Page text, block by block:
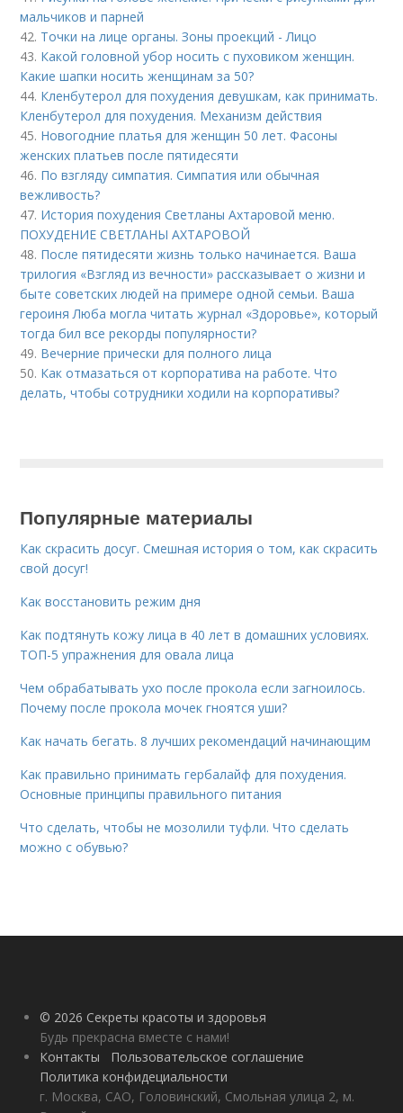
мальчиков и парней
42. Точки на лице органы. Зоны проекций - Лицо
43. Какой головной убор носить с пуховиком женщин.
Какие шапки носить женщинам за 50?
44. Кленбутерол для похудения девушкам, как принимать.
Кленбутерол для похудения. Механизм действия
45. Новогодние платья для женщин 50 лет. Фасоны
женских платьев после пятидесяти
46. По взгляду симпатия. Симпатия или обычная
вежливость?
47. История похудения Светланы Ахтаровой меню.
ПОХУДЕНИЕ СВЕТЛАНЫ АХТАРОВОЙ
48. После пятидесяти жизнь только начинается. Ваша
трилогия «Взгляд из вечности» рассказывает о жизни и
быте советских людей на примере одной семьи. Ваша
героиня Люба могла читать журнал «Здоровье», который
тогда бил все рекорды популярности?
49. Вечерние прически для полного лица
50. Как отмазаться от корпоратива на работе. Что
делать, чтобы сотрудники ходили на корпоративы?
Популярные материалы
Как скрасить досуг. Смешная история о том, как скрасить
свой досуг!
Как восстановить режим дня
Как подтянуть кожу лица в 40 лет в домашних условиях.
ТОП-5 упражнения для овала лица
Чем обрабатывать ухо после прокола если загноилось.
Почему после прокола мочек гноятся уши?
Как начать бегать. 8 лучших рекомендаций начинающим
Как правильно принимать гербалайф для похудения.
Основные принципы правильного питания
Что сделать, чтобы не мозолили туфли. Что сделать
можно с обувью?
© 2026 Секреты красоты и здоровья
Будь прекрасна вместе с нами!
Контакты
Пользовательское соглашение
Политика конфидециальности
г. Москва, САО, Головинский, Смольная улица 2, м.